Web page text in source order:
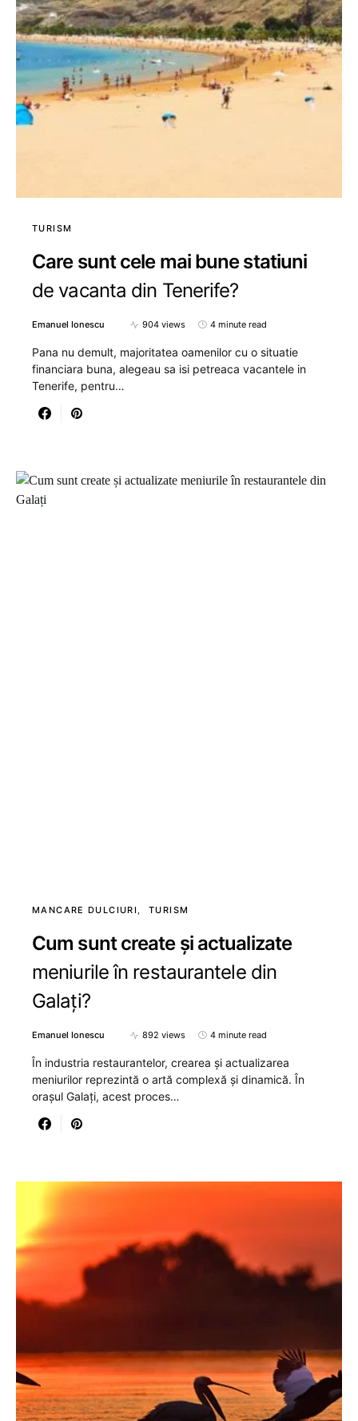
TURISM
Care sunt cele mai bune statiuni
de vacanta din Tenerife?
Emanuel Ionescu 904 views 4 minute read
Pana nu demult, majoritatea oamenilor cu o situatie
financiara buna, alegeau sa isi petreaca vacantele in
Tenerife, pentru…
MANCARE DULCIURI TURISM
Cum sunt create și actualizate
meniurile în restaurantele din
Galați?
Emanuel Ionescu 892 views 4 minute read
În industria restaurantelor, crearea și actualizarea
meniurilor reprezintă o artă complexă și dinamică. În
orașul Galați, acest proces…